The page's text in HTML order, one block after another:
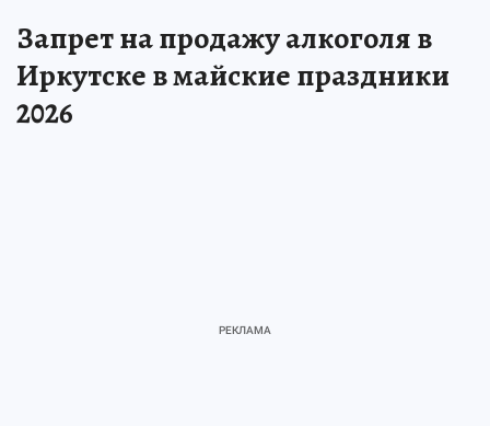
Запрет на продажу алкоголя в
Иркутске в майские праздники
2026